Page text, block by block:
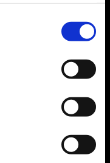
skanne den for
dine personlige
trekke tilbake ditt